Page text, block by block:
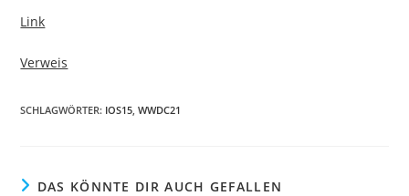
Link
Verweis
SCHLAGWÖRTER: IOS15, WWDC21
DAS KÖNNTE DIR AUCH GEFALLEN